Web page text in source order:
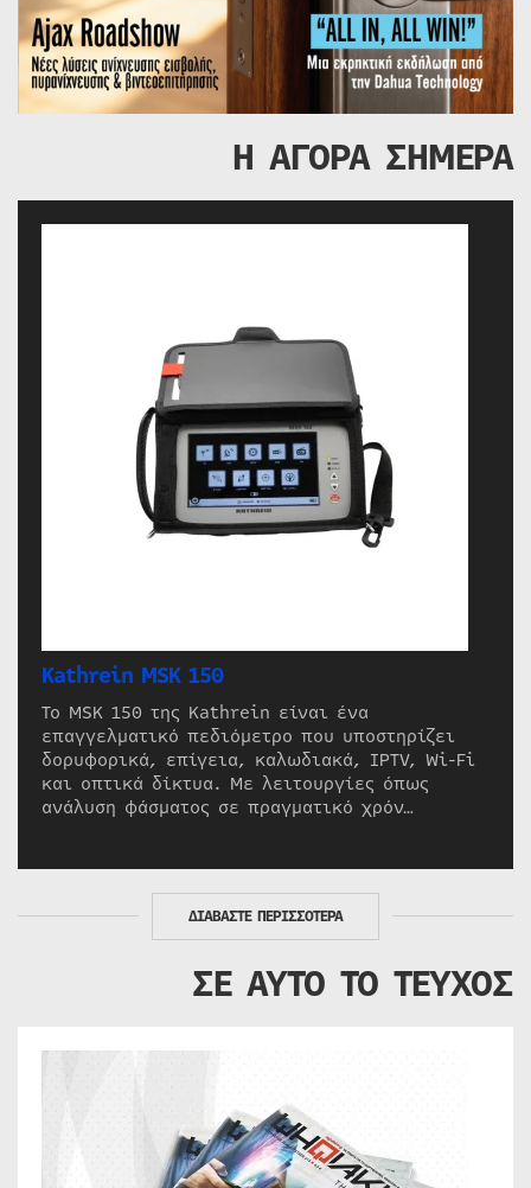
Η ΑΓΟΡΑ ΣΗΜΕΡΑ
Kathrein MSK 150
Το MSK 150 της Kathrein είναι ένα
επαγγελματικό πεδιόμετρο που υποστηρίζει
δορυφορικά, επίγεια, καλωδιακά, IPTV, Wi-Fi
και οπτικά δίκτυα. Με λειτουργίες όπως
ανάλυση φάσματος σε πραγματικό χρόν…
ΔΙΑΒΑΣΤΕ ΠΕΡΙΣΣΟΤΕΡΑ
ΣΕ ΑΥΤΟ ΤΟ ΤΕΥΧΟΣ